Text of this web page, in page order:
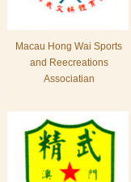
Macau Hong Wai Sports
and Reecreations
Associatian